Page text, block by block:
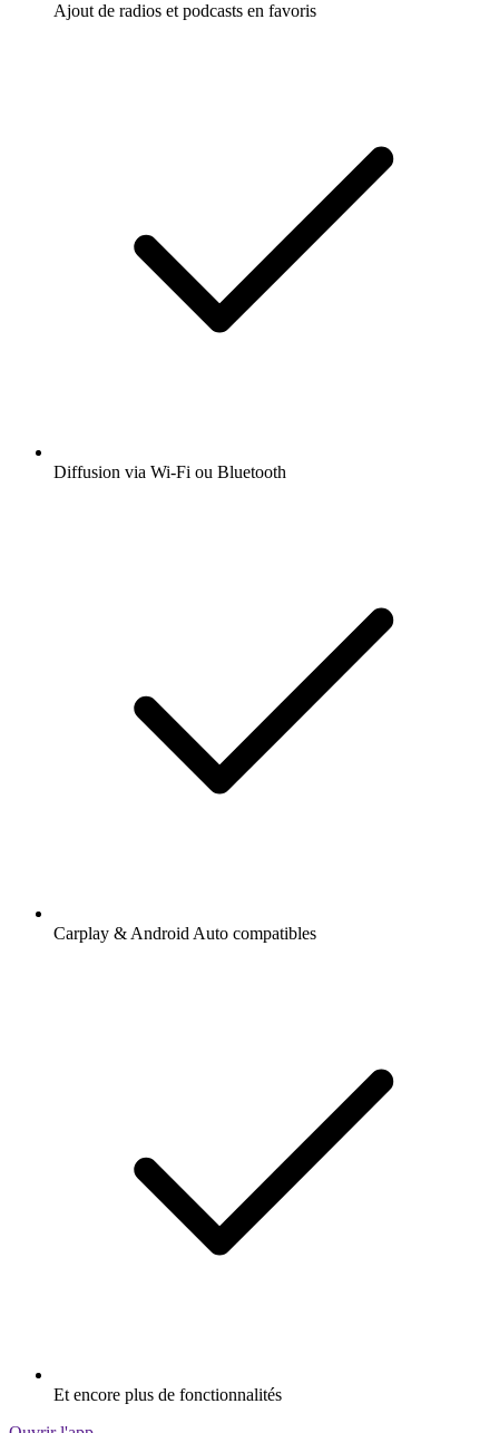
Ajout de radios et podcasts en favoris
Diffusion via Wi-Fi ou Bluetooth
Carplay & Android Auto compatibles
Et encore plus de fonctionnalités